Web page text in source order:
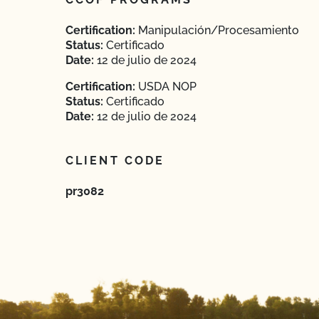
Certification: Manipulación/Procesamiento
Status: Certificado
Date: 12 de julio de 2024
Certification: USDA NOP
Status: Certificado
Date: 12 de julio de 2024
CLIENT CODE
pr3082